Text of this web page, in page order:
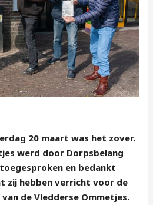
20 maart was het zover.
werd door Dorpsbelang
en bedankt
zij hebben verricht voor de
de Vledderse Ommetjes.